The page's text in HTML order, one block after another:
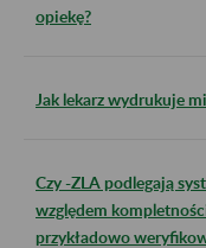
opiekę?
Jak lekarz wydrukuje
Czy -ZLA podlegają
względem
przykładowo